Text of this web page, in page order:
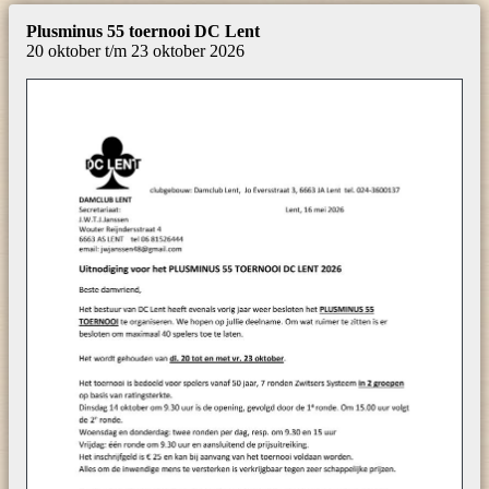
Plusminus 55 toernooi DC Lent
20 oktober t/m 23 oktober 2026